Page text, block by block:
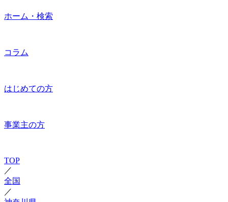
ホーム・検索
コラム
はじめての方
事業主の方
TOP
／
全国
／